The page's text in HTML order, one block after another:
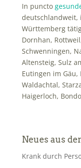
In puncto
deutschlandweit,
Württemberg
Dornhan,
Schwenningen,
Altensteig, Sulz
Eutingen im
Waldachtal,
Haigerloch,
Neues aus
Krank durch